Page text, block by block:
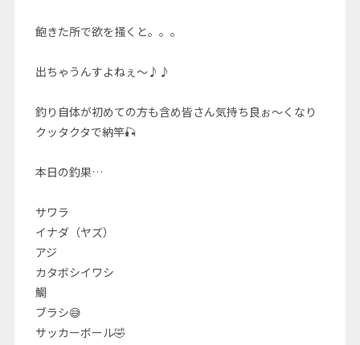
飽きた所で欲を掻くと。。。
出ちゃうんすよねぇ〜♪♪
釣り自体が初めての方も含め皆さん気持ち良ぉ〜くなり
クッタクタで納竿🎣
本日の釣果…
サワラ
イナダ（ヤズ）
アジ
カタボシイワシ
鯛
ブラシ😅
サッカーボール🤣